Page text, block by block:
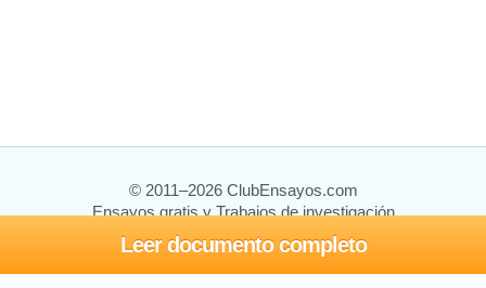
Leer documento completo
© 2011–2026 ClubEnsayos.com
Ensayos gratis y Trabajos de investigación